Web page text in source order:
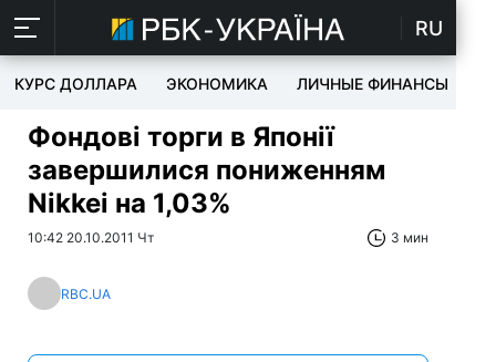
RU
КУРС ДОЛЛАРА ЭКОНОМИКА ЛИЧНЫЕ ФИНАНСЫ
Фондові торги в Японії
завершилися пониженням
Nikkei на 1,03%
10:42 20.10.2011 Чт 3 мин
RBC.UA